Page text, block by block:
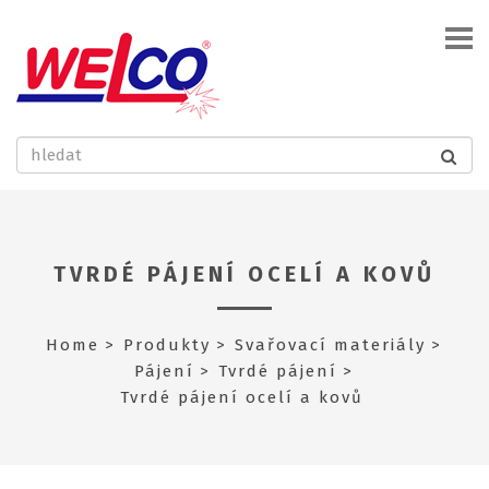
TVRDÉ PÁJENÍ OCELÍ A KOVŮ
Home Produkty
Svařovací materiály
Pájení
Tvrdé pájení
Tvrdé pájení ocelí a kovů